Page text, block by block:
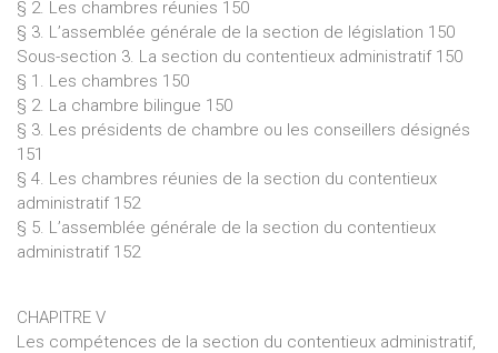
§ 2. Les chambres réunies 150
§ 3. L’assemblée générale de la section de législation 150
Sous-section 3. La section du contentieux administratif 150
§ 1. Les chambres 150
§ 2. La chambre bilingue 150
§ 3. Les présidents de chambre ou les conseillers désignés
151
§ 4. Les chambres réunies de la section du contentieux
administratif 152
§ 5. L’assemblée générale de la section du contentieux
administratif 152
CHAPITRE V
Les compétences de la section du contentieux administratif,